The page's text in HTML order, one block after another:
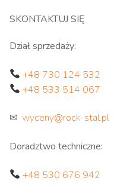
SKONTAKTUJ SIĘ
Dział sprzedaży:
+48 730 124 532
+48 533 514 067
✉ wyceny@rock-stal.pl
Doradztwo techniczne:
+48 530 676 942